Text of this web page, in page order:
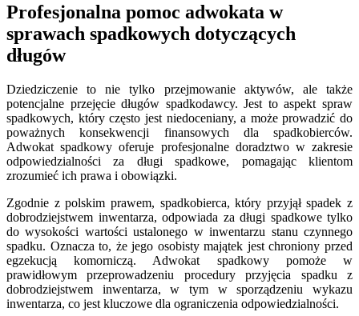
Profesjonalna pomoc adwokata w
sprawach spadkowych dotyczących
długów
Dziedziczenie to nie tylko przejmowanie aktywów, ale także
potencjalne przejęcie długów spadkodawcy. Jest to aspekt spraw
spadkowych, który często jest niedoceniany, a może prowadzić do
poważnych konsekwencji finansowych dla spadkobierców.
Adwokat spadkowy oferuje profesjonalne doradztwo w zakresie
odpowiedzialności za długi spadkowe, pomagając klientom
zrozumieć ich prawa i obowiązki.
Zgodnie z polskim prawem, spadkobierca, który przyjął spadek z
dobrodziejstwem inwentarza, odpowiada za długi spadkowe tylko
do wysokości wartości ustalonego w inwentarzu stanu czynnego
spadku. Oznacza to, że jego osobisty majątek jest chroniony przed
egzekucją komorniczą. Adwokat spadkowy pomoże w
prawidłowym przeprowadzeniu procedury przyjęcia spadku z
dobrodziejstwem inwentarza, w tym w sporządzeniu wykazu
inwentarza, co jest kluczowe dla ograniczenia odpowiedzialności.